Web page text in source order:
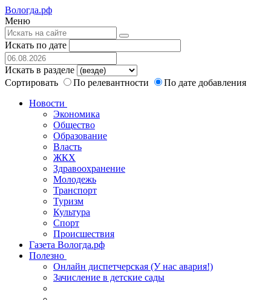
Вологда.рф
Меню
Искать по дате
Искать в разделе
Сортировать
По релевантности
По дате добавления
Новости
Экономика
Общество
Образование
Власть
ЖКХ
Здравоохранение
Молодежь
Транспорт
Туризм
Культура
Спорт
Происшествия
Газета Вологда.рф
Полезно
Онлайн диспетчерская (У нас авария!)
Зачисление в детские сады